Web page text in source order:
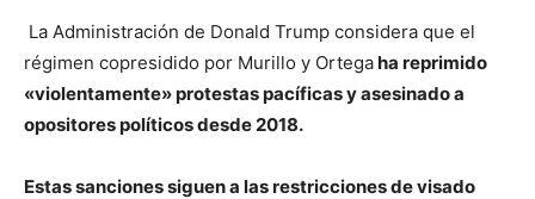
La Administración de Donald Trump considera que el
régimen copresidido por Murillo y Ortegaha reprimido
«violentamente» protestas pacíficas y asesinado a
opositores políticos desde 2018.
Estas sanciones siguen a las restricciones de visado